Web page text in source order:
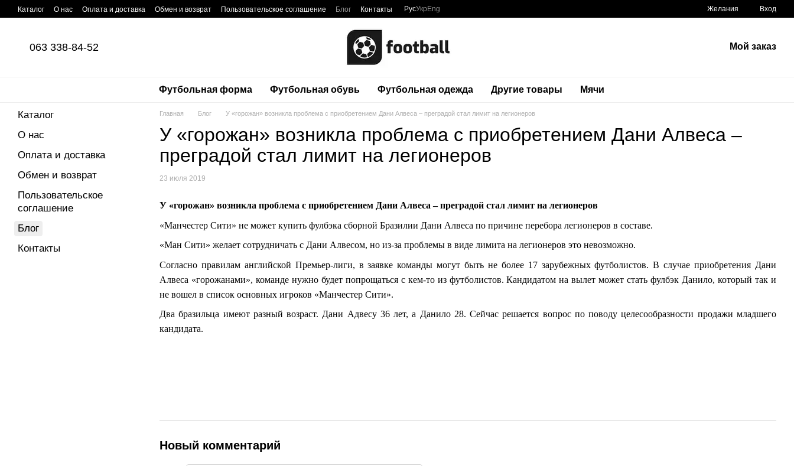
Перейти к основному контенту
Каталог О нас Оплата и доставка Обмен и возврат Пользовательское соглашение Блог Контакты РусУкр Eng Желания Вход
063 338-84-52 Мой заказ
Футбольная форма Футбольная обувь Футбольная одежда Другие товары Мячи
Главная Блог У «горожан» возникла проблема с приобретением Дани Алвеса – преградой стал лимит на легионеров
У «горожан» возникла проблема с приобретением Дани Алвеса –
преградой стал лимит на легионеров
23 июля 2019
У «горожан» возникла проблема с приобретением Дани Алвеса – преградой стал лимит на легионеров
«Манчестер Сити» не может купить фулбэка сборной Бразилии Дани Алвеса по причине перебора легионеров в составе.
«Ман Сити» желает сотрудничать с Дани Алвесом, но из-за проблемы в виде лимита на легионеров это невозможно.
Согласно правилам английской Премьер-лиги, в заявке команды могут быть не более 17 зарубежных футболистов. В случае приобретения Дани
Алвеса «горожанами», команде нужно будет попрощаться с кем-то из футболистов. Кандидатом на вылет может стать фулбэк Данило, который так и
не вошел в список основных игроков «Манчестер Сити».
Два бразильца имеют разный возраст. Дани Адвесу 36 лет, а Данило 28. Сейчас решается вопрос по поводу целесообразности продажи младшего
кандидата.
Новый комментарий
Каталог
О нас
Оплата и доставка
Обмен и возврат
Пользовательское
соглашение
Блог
Контакты